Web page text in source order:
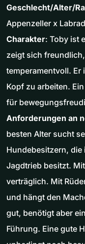
Geschlecht/Alter/
Appenzeller x
Charakter: Toby ist
zeigt sich
temperamentvoll. Er
Kopf zu arbeiten.
für
Anforderungen an
besten Alter sucht
Hundebesitzern,
Jagdtrieb besitzt.
verträglich. Mit
und hängt den
gut, benötigt aber
Führung. Eine gute